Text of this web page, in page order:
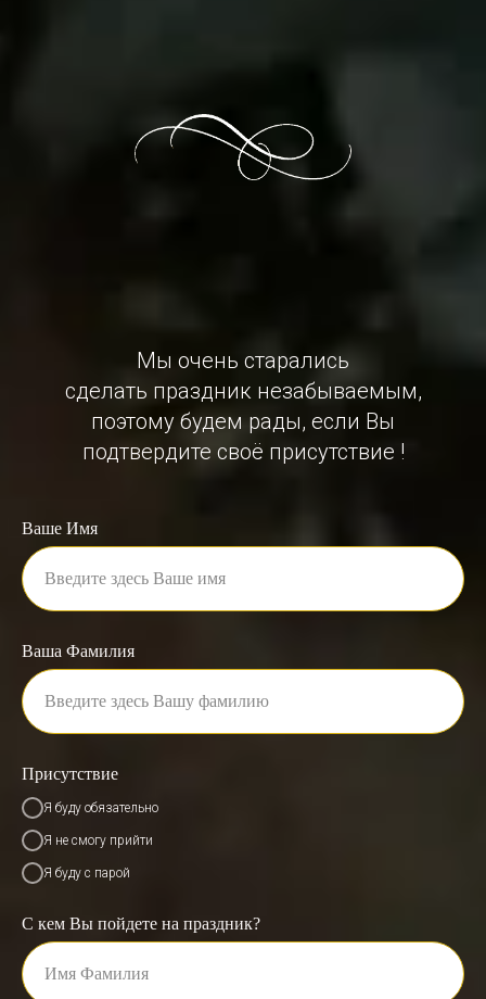
Мы очень старались
сделать праздник незабываемым,
поэтому будем рады, если Вы
подтвердите своё присутствие !
Ваше Имя
Ваша Фамилия
Присутствие
Я буду обязательно
Я не смогу прийти
Я буду с парой
С кем Вы пойдете на праздник?